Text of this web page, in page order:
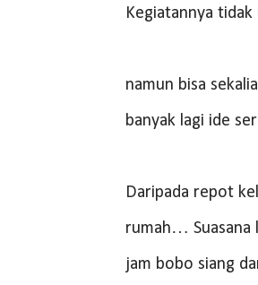
Kegiatannya
namun bisa
banyak lagi ide
Daripada repot
rumah… Suasana
jam bobo siang